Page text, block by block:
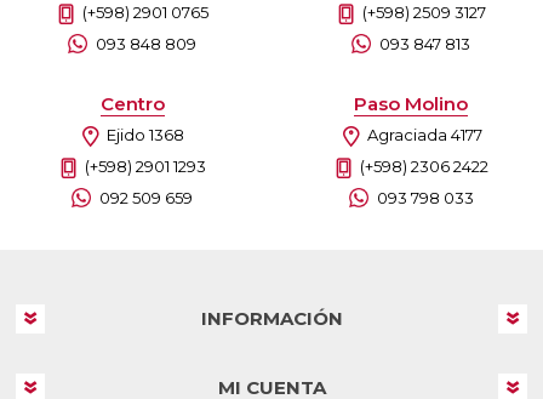
(+598) 2901 0765
093 848 809
(+598) 2509 3127
093 847 813
Centro
Ejido 1368
(+598) 2901 1293
092 509 659
Paso Molino
Agraciada 4177
(+598) 2306 2422
093 798 033
INFORMACIÓN
MI CUENTA